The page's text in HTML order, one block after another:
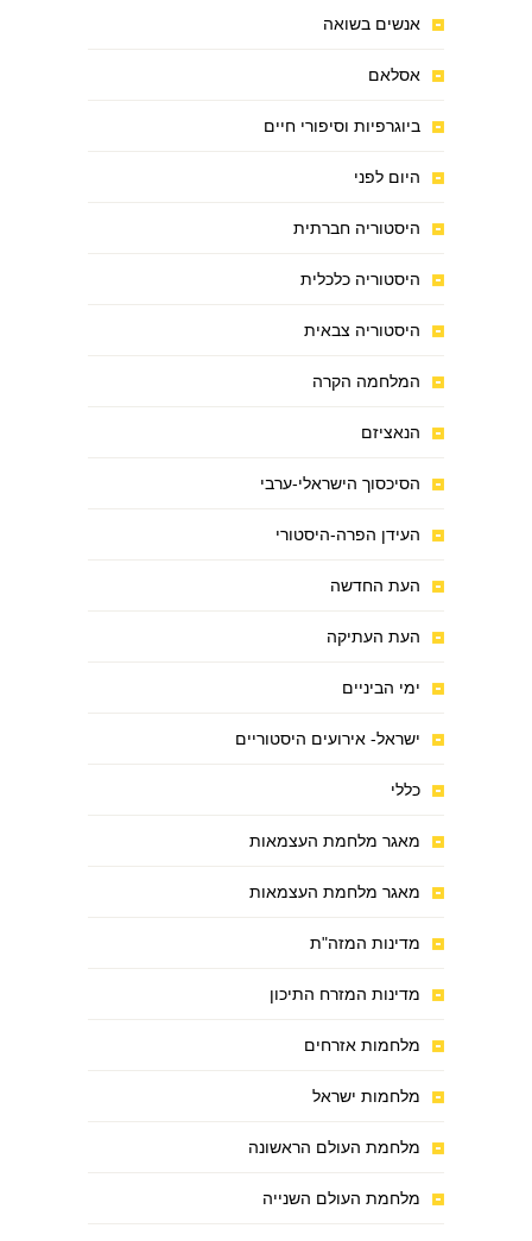
אנשים בשואה
אסלאם
ביוגרפיות וסיפורי חיים
היום לפני
היסטוריה חברתית
היסטוריה כלכלית
היסטוריה צבאית
המלחמה הקרה
הנאציזם
הסיכסוך הישראלי-ערבי
העידן הפרה-היסטורי
העת החדשה
העת העתיקה
ימי הביניים
ישראל- אירועים היסטוריים
כללי
מאגר מלחמת העצמאות
מאגר מלחמת העצמאות
מדינות המזה"ת
מדינות המזרח התיכון
מלחמות אזרחים
מלחמות ישראל
מלחמת העולם הראשונה
מלחמת העולם השנייה